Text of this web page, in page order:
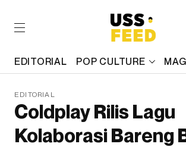
EDITORIAL POP CULTURE
EDITORIAL
Coldplay Rilis Lagu
Kolaborasi Bareng